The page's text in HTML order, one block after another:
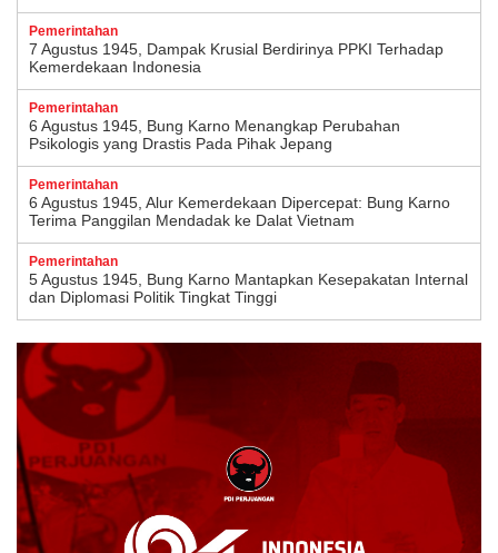
Pemerintahan
7 Agustus 1945, Dampak Krusial Berdirinya PPKI Terhadap
Kemerdekaan Indonesia
Pemerintahan
6 Agustus 1945, Bung Karno Menangkap Perubahan
Psikologis yang Drastis Pada Pihak Jepang
Pemerintahan
6 Agustus 1945, Alur Kemerdekaan Dipercepat: Bung Karno
Terima Panggilan Mendadak ke Dalat Vietnam
Pemerintahan
5 Agustus 1945, Bung Karno Mantapkan Kesepakatan Internal
dan Diplomasi Politik Tingkat Tinggi